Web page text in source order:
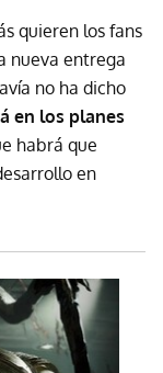
quieren los fans
nueva entrega
no ha dicho
en los planes
habrá que
en